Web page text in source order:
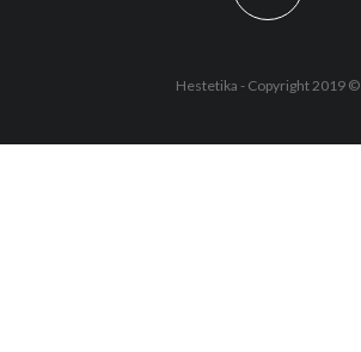
Hestetika - Copyright 2019 ©